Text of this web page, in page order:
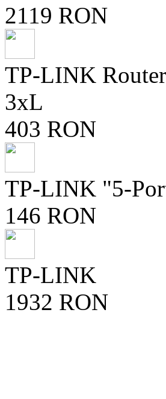
2119 RON
TP-LINK
3xL
403 RON
TP-LINK "5-
146 RON
TP-LINK
1932 RON